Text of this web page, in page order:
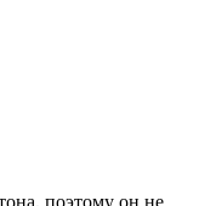
поэтому он не